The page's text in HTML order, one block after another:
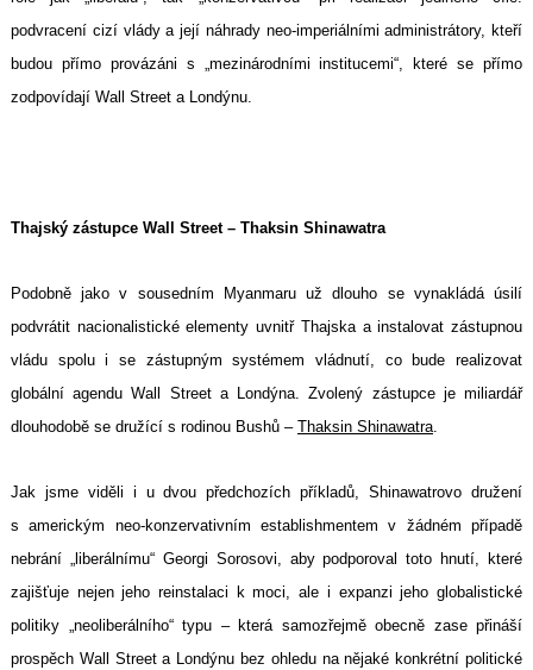
podvracení cizí vlády a její náhrady neo-imperiálními administrátory, kteří
budou přímo provázáni s „mezinárodními institucemi“, které se přímo
zodpovídají Wall Street a Londýnu.
Thajský zástupce Wall Street – Thaksin Shinawatra
Podobně jako v sousedním Myanmaru už dlouho se vynakládá úsilí
podvrátit nacionalistické elementy uvnitř Thajska a instalovat zástupnou
vládu spolu i se zástupným systémem vládnutí, co bude realizovat
globální agendu Wall Street a Londýna. Zvolený zástupce je miliardář
dlouhodobě se družící s rodinou Bushů – Thaksin Shinawatra.
Jak jsme viděli i u dvou předchozích příkladů, Shinawatrovo družení
s americkým neo-konzervativním establishmentem v žádném případě
nebrání „liberálnímu“ Georgi Sorosovi, aby podporoval toto hnutí, které
zajišťuje nejen jeho reinstalaci k moci, ale i expanzi jeho globalistické
politiky „neoliberálního“ typu – která samozřejmě obecně zase přináší
prospěch Wall Street a Londýnu bez ohledu na nějaké konkrétní politické